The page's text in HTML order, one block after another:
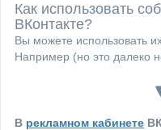
Как использовать
ВКонтакте?
Вы можете использовать
Например (но это далеко
В рекламном кабинете